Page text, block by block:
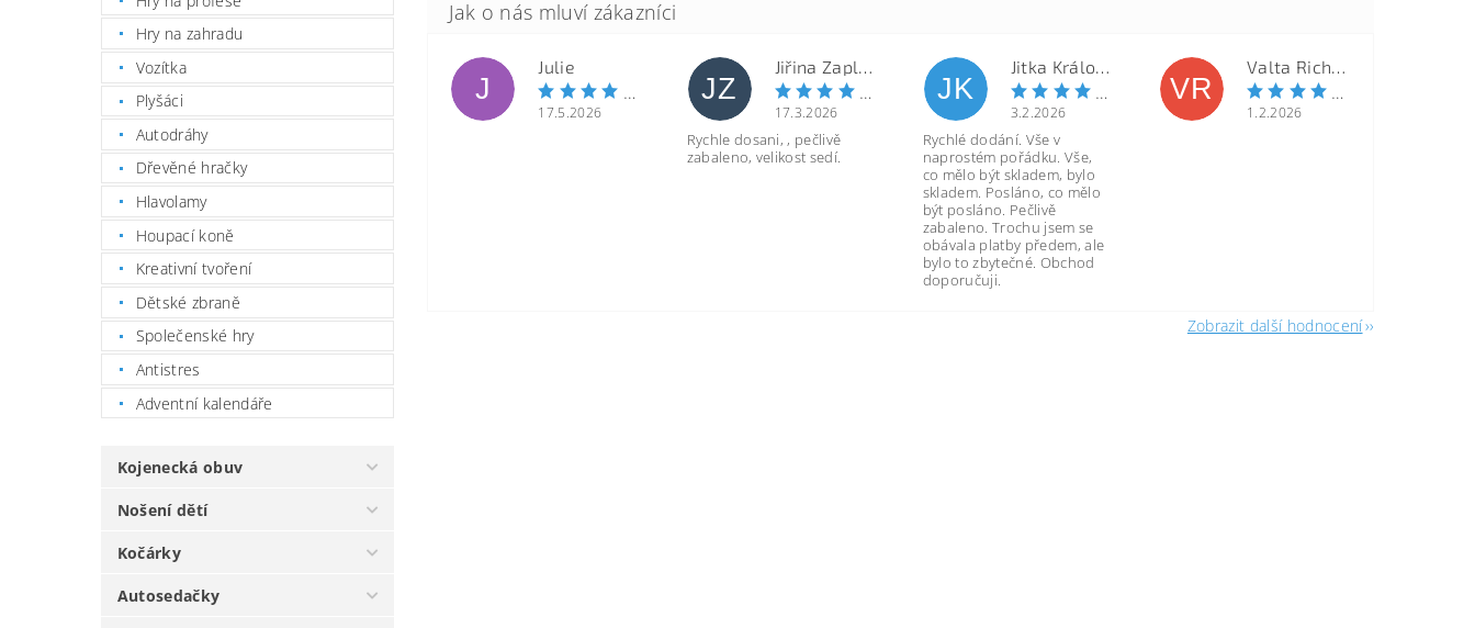
Hry na zahradu
Vozítka
Plyšáci
Autodráhy
Dřevěné hračky
Hlavolamy
Houpací koně
Kreativní tvoření
Dětské zbraně
Společenské hry
Antistres
Adventní kalendáře
Kojenecká obuv
Nošení dětí
Kočárky
Autosedačky
J
Julie
17.5.2026
JZ
Jiřina Zapletalová
17.3.2026
Rychle dosani, , pečlivě
zabaleno, velikost sedí.
JK
Jitka Královcová
3.2.2026
Rychlé dodání. Vše v
naprostém pořádku. Vše,
co mělo být skladem, bylo
skladem. Posláno, co mělo
být posláno. Pečlivě
zabaleno. Trochu jsem se
obávala platby předem, ale
bylo to zbytečné. Obchod
doporučuji.
VR
Valta Richard
1.2.2026
Zobrazit další hodnocení